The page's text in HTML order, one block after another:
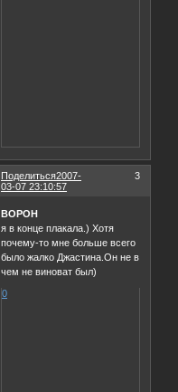
Поделиться 3
2007-
03-07 23:10:57
BOPOH
я в конце плакала.) Хотя
почему-то мне больше всего
было жалко Джастина.Он не в
чем не виноват был)
0